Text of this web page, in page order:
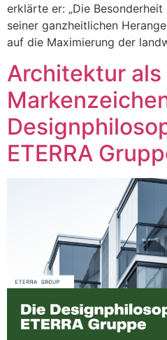
erklärte er: „Die
seiner ganzheitlichen
auf die Maximierung der
Architektur als
ETERRA